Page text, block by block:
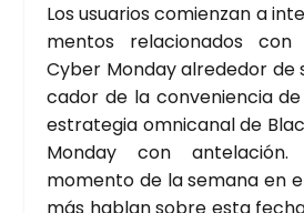
Los usua­rios comien­zan a
men­tos rela­cio­na­dos
Cyber Mon­day alre­de­dor
ca­dor de la con­ve­nien­cia
estra­te­gia omni­ca­nal de
Mon­day con
momen­to de la sema­na en